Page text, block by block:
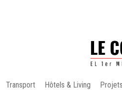
Transport Hôtels & Living